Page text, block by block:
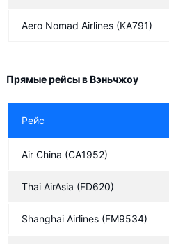
Aero Nomad Airlines (KA791)
Прямые рейсы в Вэньчжоу
Рейс
Air China (CA1952)
Thai AirAsia (FD620)
Shanghai Airlines (FM9534)